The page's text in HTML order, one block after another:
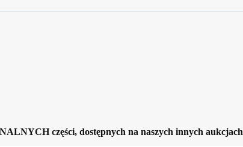
części, dostępnych na naszych innych